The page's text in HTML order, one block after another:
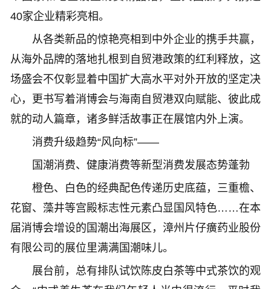
40家企业精彩亮相。
从各类新品的惊艳亮相到中外企业的携手共赢，
从海外品牌的落地扎根到自贸港政策的红利释放，这
场盛会不仅彰显着中国扩大高水平对外开放的坚定决
心，更书写着消博会与海南自贸港双向赋能、彼此成
就的动人篇章，诸多鲜活故事正在展馆内外上演。
消费升级趋势“风向标”——
国潮消费、健康消费等新型消费发展态势蓬勃
橙色、白色的经典配色传递历史底蕴，三重檐、
花窗、藻井等宫殿标志性元素凸显国风特色……在本
届消博会增设的国潮出海展区，漳州片仔癀药业股份
有限公司的展位里满满国潮味儿。
展台前，总有排队试饮陈皮白茶等中式茶饮的观